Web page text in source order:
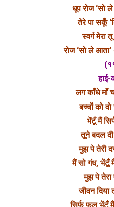
धूप रोज ‘सो
तेरे पा सकूँ
स्वर्ग मेरा
रोज ‘सो ले आता’
हाई-
लग काँधे माँ
बच्चों को
भेंटूँ मैं
तूने बदल
मुझ पे तेरी
मैं सो गंध, भेंटूँ
मुझ पे तेरा
जीवन